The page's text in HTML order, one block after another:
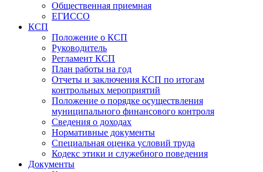
Общественная приемная
ЕГИССО
КСП
Положение о КСП
Руководитель
Регламент КСП
План работы на год
Отчеты и заключения КСП по итогам
контрольных мероприятий
Положение о порядке осуществления
муниципального финансового контроля
Сведения о доходах
Нормативные документы
Специальная оценка условий труда
Кодекс этики и служебного поведения
Документы